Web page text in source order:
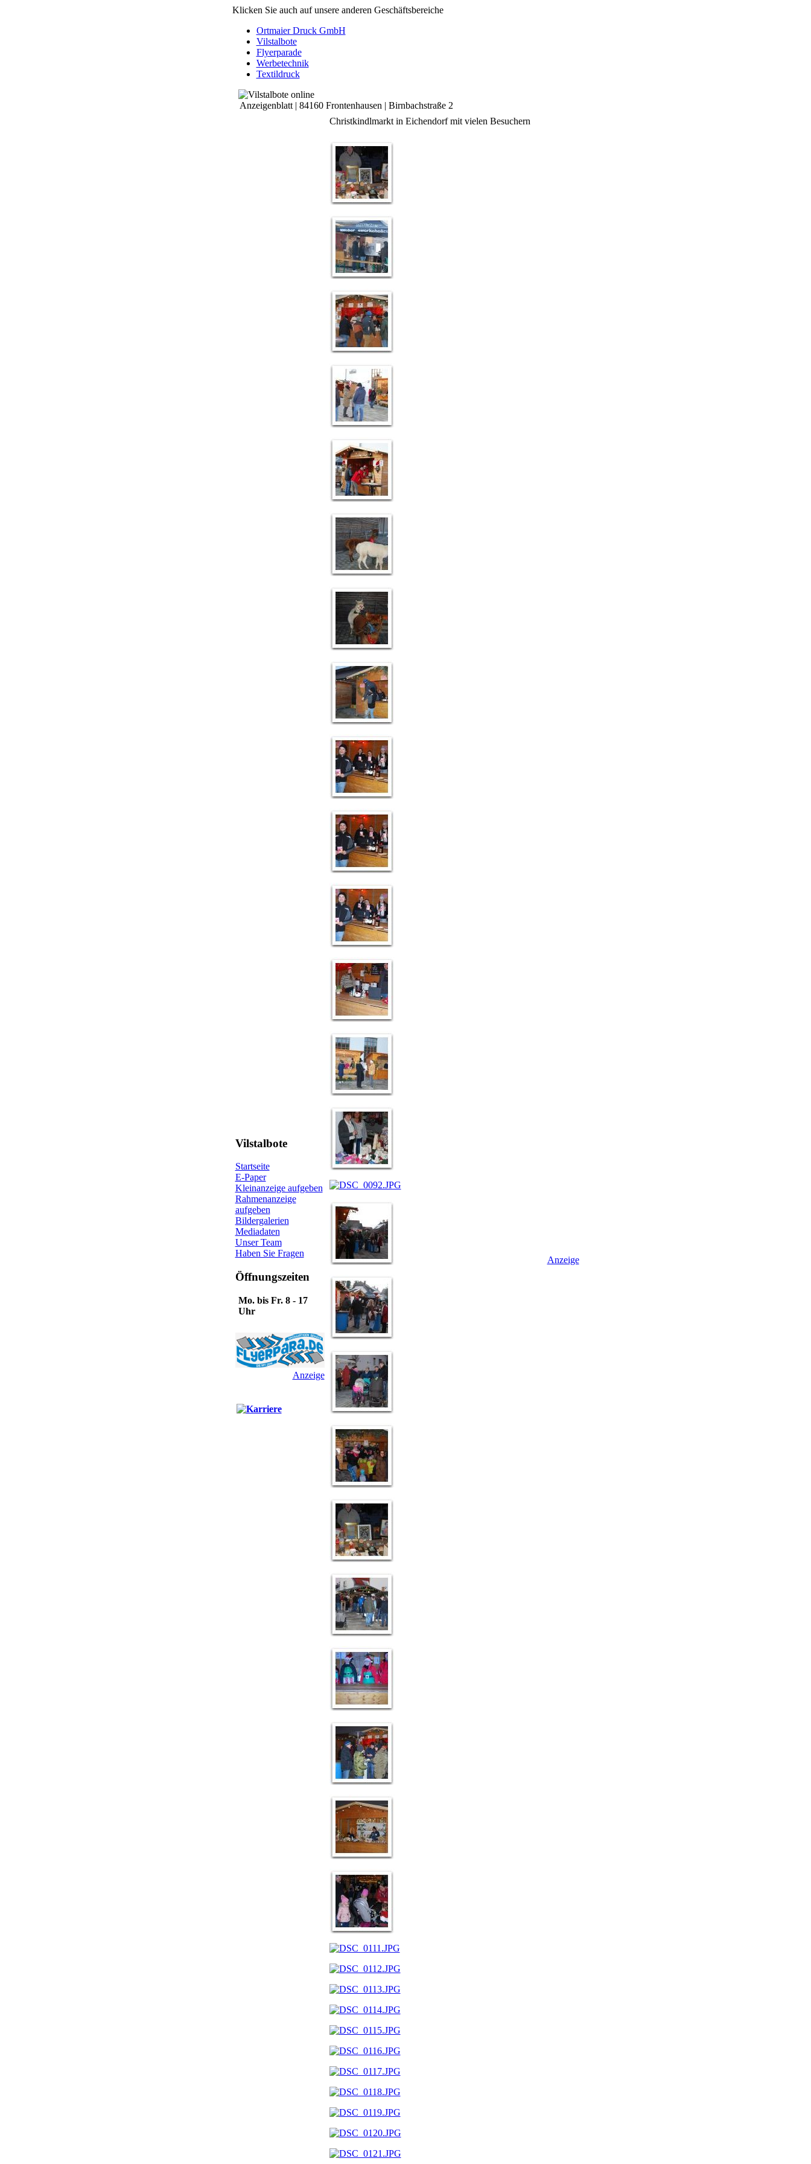
Klicken Sie auch auf unsere anderen Geschäftsbereiche
Ortmaier Druck GmbH
Vilstalbote
Flyerparade
Werbetechnik
Textildruck
Anzeigenblatt | 84160 Frontenhausen | Birnbachstraße 2
Vilstalbote
Startseite
E-Paper
Kleinanzeige aufgeben
Rahmenanzeige
aufgeben
Bildergalerien
Mediadaten
Unser Team
Haben Sie Fragen
Öffnungszeiten
Mo. bis Fr. 8 - 17
Uhr
Anzeige
Christkindlmarkt in Eichendorf mit vielen Besuchern
Anzeige